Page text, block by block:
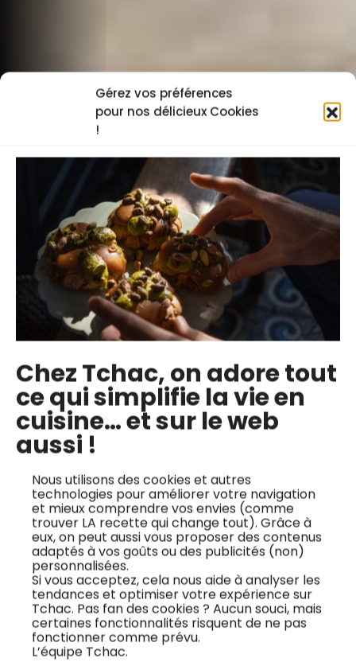
Gérez vos préférences
pour nos délicieux Cookies
!
Chez Tchac, on adore tout
ce qui simplifie la vie en
cuisine… et sur le web
aussi !
Nous utilisons des cookies et autres
technologies pour améliorer votre navigation
et mieux comprendre vos envies (comme
trouver LA recette qui change tout). Grâce à
eux, on peut aussi vous proposer des contenus
adaptés à vos goûts ou des publicités (non)
personnalisées.
Si vous acceptez, cela nous aide à analyser les
tendances et optimiser votre expérience sur
Tchac. Pas fan des cookies ? Aucun souci, mais
certaines fonctionnalités risquent de ne pas
fonctionner comme prévu.
L’équipe Tchac.